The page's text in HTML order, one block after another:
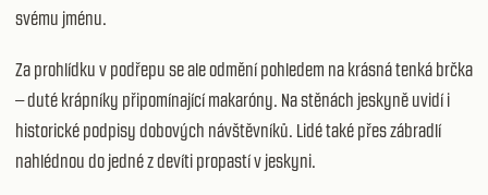
svému jménu.
Za prohlídku v podřepu se ale odmění pohledem na krásná tenká brčka
– duté krápníky připomínající makaróny. Na stěnách jeskyně uvidí i
historické podpisy dobových návštěvníků. Lidé také přes zábradlí
nahlédnou do jedné z devíti propastí v jeskyni.